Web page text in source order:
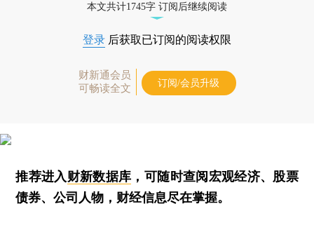
本文共计1745字 订阅后继续阅读
登录 后获取已订阅的阅读权限
财新通会员
可畅读全文
订阅/会员升级
推荐进入财新数据库 ，可随时查阅宏观经济、股票
债券、公司人物，财经信息尽在掌握。